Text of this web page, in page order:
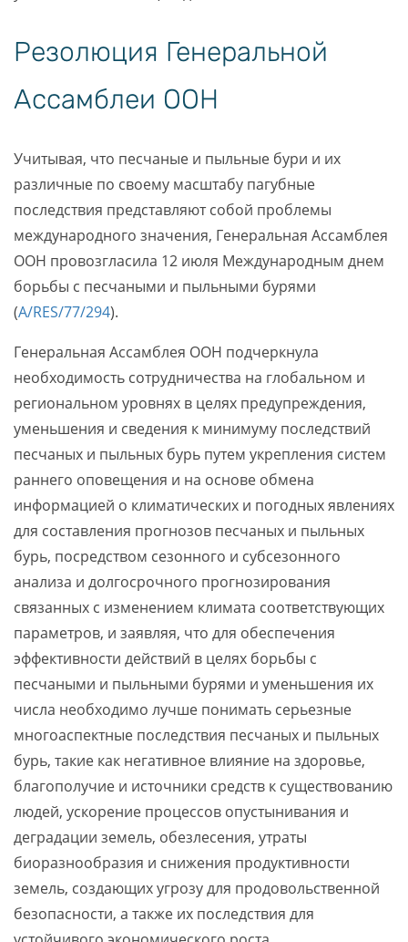
Резолюция Генеральной
Ассамблеи ООН
Учитывая, что песчаные и пыльные бури и их
различные по своему масштабу пагубные
последствия представляют собой проблемы
международного значения, Генеральная Ассамблея
ООН провозгласила 12 июля Международным днем
борьбы с песчаными и пыльными бурями
(A/RES/77/294).
Генеральная Ассамблея ООН подчеркнула
необходимость сотрудничества на глобальном и
региональном уровнях в целях предупреждения,
уменьшения и сведения к минимуму последствий
песчаных и пыльных бурь путем укрепления систем
раннего оповещения и на основе обмена
информацией о климатических и погодных явлениях
для составления прогнозов песчаных и пыльных
бурь, посредством сезонного и субсезонного
анализа и долгосрочного прогнозирования
связанных с изменением климата соответствующих
параметров, и заявляя, что для обеспечения
эффективности действий в целях борьбы с
песчаными и пыльными бурями и уменьшения их
числа необходимо лучше понимать серьезные
многоаспектные последствия песчаных и пыльных
бурь, такие как негативное влияние на здоровье,
благополучие и источники средств к существованию
людей, ускорение процессов опустынивания и
деградации земель, обезлесения, утраты
биоразнообразия и снижения продуктивности
земель, создающих угрозу для продовольственной
безопасности, а также их последствия для